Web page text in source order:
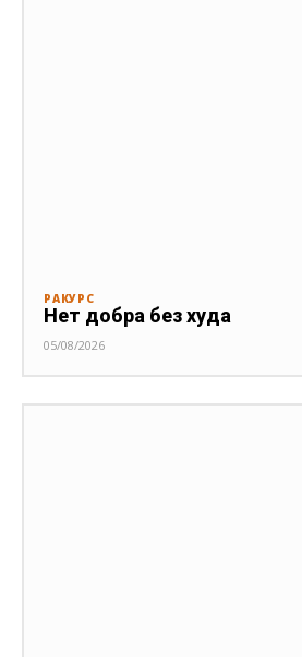
РАКУРС
Нет добра без худа
05/08/2026